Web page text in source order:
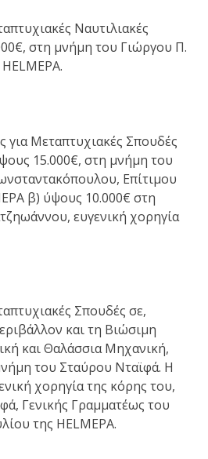
Ναυτιλιακές
στη μνήμη του Γιώργου Π.
για Μεταπτυχιακές Σπουδές
15.000€, στη μνήμη του
Επίτιμου
β) ύψους 10.000€ στη
ευγενική χορηγία
Σπουδές σε,
και τη Βιώσιμη
και Θαλάσσια Μηχανική,
του Σταύρου Νταϊφά. Η
χορηγία της κόρης του,
Γενικής Γραμματέως του
της HELMEPA.